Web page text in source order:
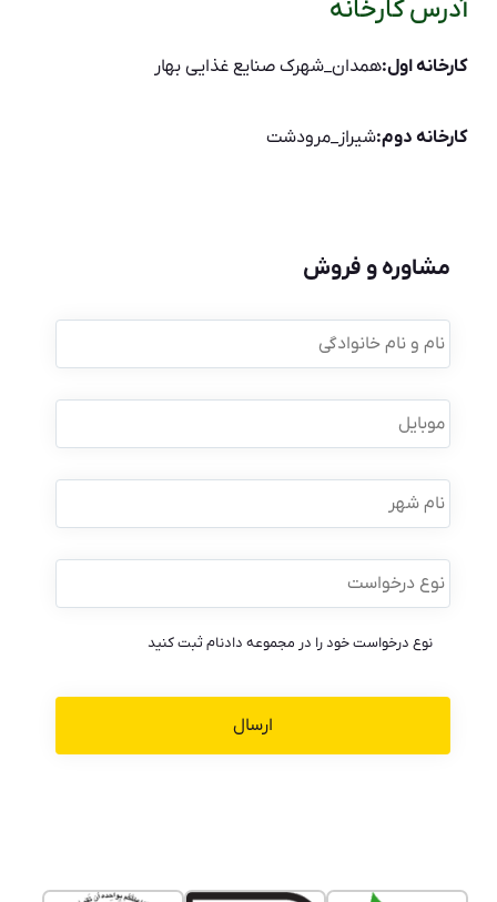
آدرس کارخانه
کارخانه اول:همدان_شهرک صنایع غذایی بهار
کارخانه دوم:شیراز_مرودشت
مشاوره و فروش
نام
و
نام
موبایل *
نام
شهر
نوع
درخواست *
نوع درخواست خود را در مجموعه دادنام ثبت کنید